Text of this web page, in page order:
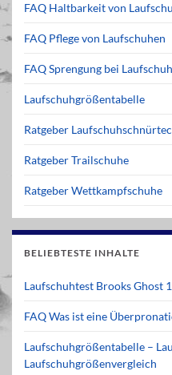
FAQ Haltbarkeit von
FAQ Pflege von Laufschuhen
FAQ Sprengung bei
Laufschuhgrößentabelle
Ratgeber
Ratgeber Trailschuhe
Ratgeber Wettkampfschuhe
BELIEBTESTE INHALTE
Laufschuhtest Brooks Ghost
FAQ Was ist eine
Laufschuhgrößentabelle –
Laufschuhgrößenvergleich